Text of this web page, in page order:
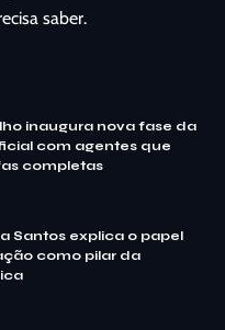
saber.
inaugura nova fase da
com agentes que
completas
Santos explica o papel
como pilar da